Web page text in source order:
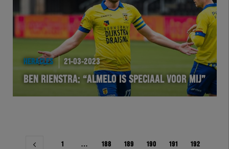
HERACLES 21-03-2023
BEN RIENSTRA: “ALMELO IS SPECIAAL VOOR MIJ”
Berichtnavigatie
1 … 188 189 190 191 192